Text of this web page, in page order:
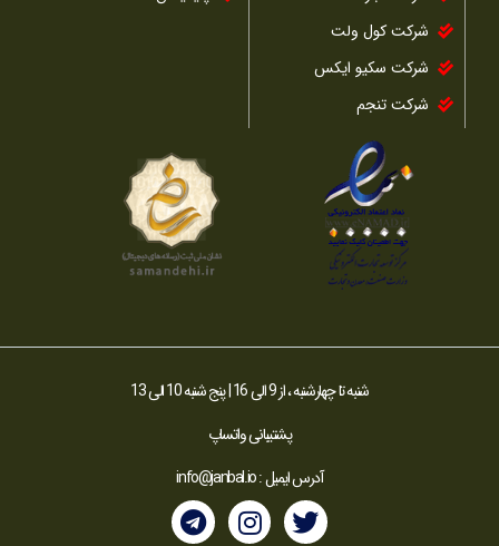
شرکت کول ولت
شرکت سکیو ایکس
شرکت تنجم
شنبه تا چهارشنبه ، از 9 الی 16 | پنج شنبه 10 الی 13
پشتیبانی واتساپ
آدرس ایمیل :info@janbal.io